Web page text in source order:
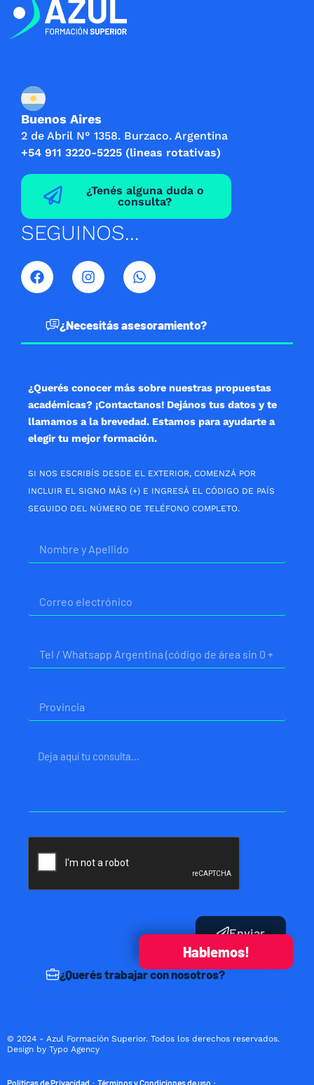
Hablemos!
Buenos Aires
2 de Abril N° 1358. Burzaco. Argentina
+54 911 3220-5225 (lineas rotativas)
¿Tenés alguna duda o
consulta?
SEGUINOS...
F
a
c
I
n
s
a
W
h
a
s
¿Necesitás asesoramiento?
¿Querés trabajar con nosotros?
¿Querés conocer más sobre nuestras propuestas
académicas? ¡Contactanos! Dejános tus datos y te
llamamos a la brevedad. Estamos para ayudarte a
elegir tu mejor formación.
SI NOS ESCRIBÍS DESDE EL EXTERIOR, COMENZÁ POR
INCLUIR EL SIGNO MÁS (+) E INGRESÁ EL CÓDIGO DE PAÍS
SEGUIDO DEL NÚMERO DE TELÉFONO COMPLETO.
electrónico
Mensaje
Enviar
© 2024 - Azul Formación Superior. Todos los derechos reservados.
Design by Typo Agency
Políticas de Privacidad Términos y Condiciones de uso